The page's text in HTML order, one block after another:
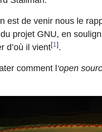
est de venir nous le
projet GNU, en
d’où il vient[1] .
comment l ‘open